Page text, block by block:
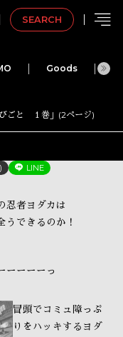
SEARCH
Goods
びごと １巻」(2ページ)
LINE
忍者ヨダカは
うできるのか！
ーーーーっ
冒頭でコミュ障っぷ
りをハッキするヨダ